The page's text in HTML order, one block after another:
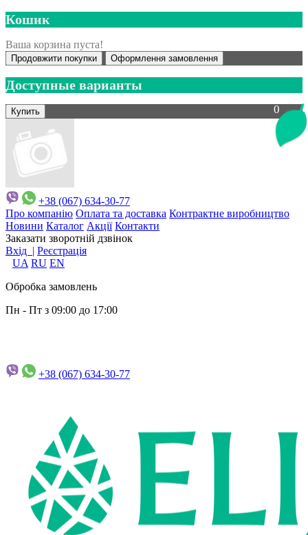
Кошик
Ваша корзина пуста!
Продовжити покупки Оформлення замовлення
0
Доступные варианты
+38 (067) 634-30-77
Про компанію Оплата та доставка Контрактне виробництво
Новини Каталог Акції Контакти
Заказати зворотній дзвінок
Вхід | Реєстрація
UA RU EN
Обробка замовлень
Пн - Пт з 09:00 до 17:00
+38 (067) 634-30-77